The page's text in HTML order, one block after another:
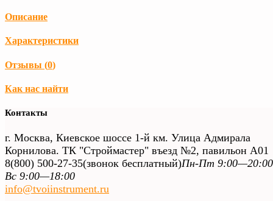
Описание
Характеристики
Отзывы (0)
Как нас найти
Контакты
г. Москва, Киевское шоссе 1-й км. Улица Адмирала
Корнилова. ТК "Строймастер" въезд №2, павильон А01
8(800) 500-27-35(звонок бесплатный)Пн-Пт
Вс 9:00—18:00
info@tvoiinstrument.ru